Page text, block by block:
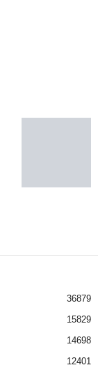
36879
15829
14698
12401